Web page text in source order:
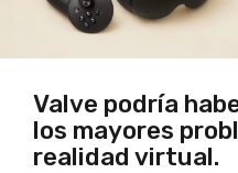
Valve podría
los mayores
realidad virtual.